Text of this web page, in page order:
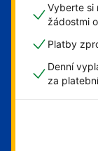
Vyberte si
žádostmi
Platby
Denní
za